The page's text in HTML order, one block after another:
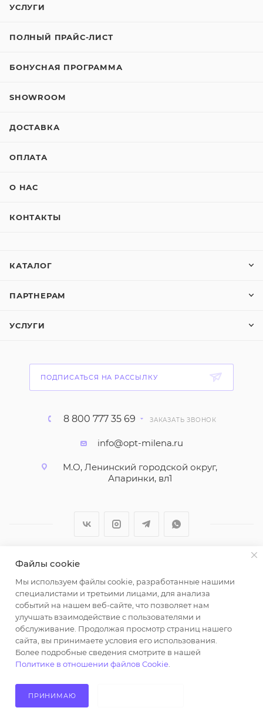
УСЛУГИ
ПОЛНЫЙ ПРАЙС-ЛИСТ
БОНУСНАЯ ПРОГРАММА
SHOWROOM
ДОСТАВКА
ОПЛАТА
О НАС
КОНТАКТЫ
КАТАЛОГ
ПАРТНЕРАМ
УСЛУГИ
ПОДПИСАТЬСЯ НА РАССЫЛКУ
8 800 777 35 69 ЗАКАЗАТЬ ЗВОНОК
info@opt-milena.ru
М.О, Ленинский городской округ,
Апаринки, вл1
2026 © ООО "Вайт Текстиль групп"
Любая информация на сайте носит справочный
характер и не является публичной офертой
определяемой положениями пункта 2 статьи 437
Гражданского кодекса Российской Федерации.
Использование любых материалов, опубликованных
на https://opt-milena.ru, допустимо только при
наличии письменного разрешения редакции и
активной ссылки на https://opt-milena.ru
Файлы cookie
Мы используем файлы cookie, разработанные нашими
специалистами и третьими лицами, для анализа
событий на нашем веб-сайте, что позволяет нам
улучшать взаимодействие с пользователями и
обслуживание. Продолжая просмотр страниц нашего
сайта, вы принимаете условия его использования.
Более подробные сведения смотрите в нашей
Политике в отношении файлов Cookie
ПРИНИМАЮ